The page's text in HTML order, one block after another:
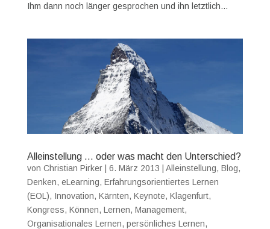
Ihm dann noch länger gesprochen und ihn letztlich...
Alleinstellung … oder was macht den Unterschied?
von Christian Pirker| 6. März 2013 Alleinstellung, Blog,
Denken, eLearning, Erfahrungsorientiertes Lernen
(EOL), Innovation, Kärnten, Keynote, Klagenfurt,
Kongress, Können, Lernen, Management,
Organisationales Lernen, persönliches Lernen,